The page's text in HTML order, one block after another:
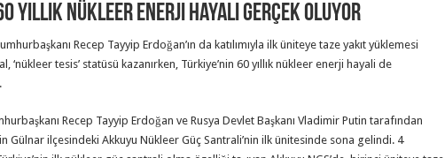
yıllık nükleer enerji hayali gerçek oluyor
Recep Tayyip Erdoğan’ın da katılımıyla ilk üniteye taze yakıt yüklemesi
‘nükleer tesis’ statüsü kazanırken, Türkiye’nin 60 yıllık nükleer enerji hayali de
Recep Tayyip Erdoğan ve Rusya Devlet Başkanı Vladimir Putin tarafından
Gülnar ilçesindeki Akkuyu Nükleer Güç Santrali’nin ilk ünitesinde sona gelindi. 4